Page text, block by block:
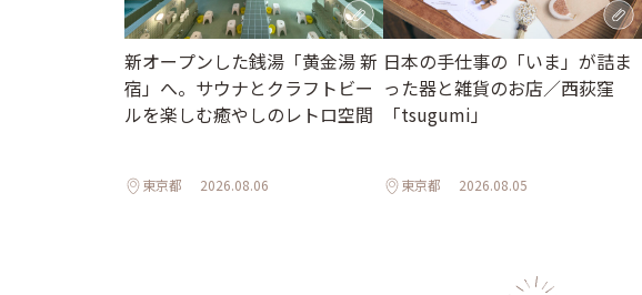
新オープンした銭湯「黄金湯 新
宿」へ。サウナとクラフトビー
ルを楽しむ癒やしのレトロ空間
東京都 2026.08.06
日本の手仕事の「いま」が詰ま
った器と雑貨のお店／西荻窪
「tsugumi」
東京都 2026.08.05